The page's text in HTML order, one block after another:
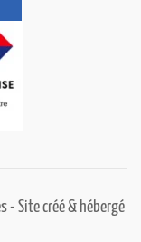
Site créé & hébergé